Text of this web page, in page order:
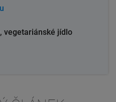
vegetariánské jídlo